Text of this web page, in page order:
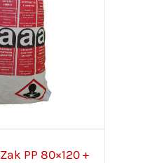
PP 80×120 +